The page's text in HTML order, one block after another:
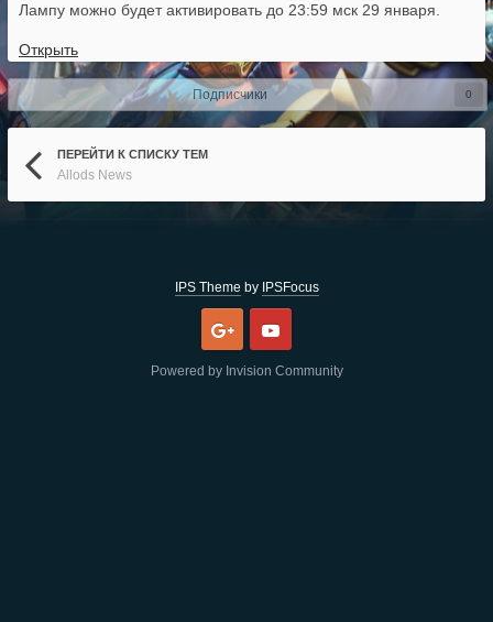
Лампу можно будет активировать до 23:59 мск 29 января.
Открыть
Подписчики 0
ПЕРЕЙТИ К СПИСКУ ТЕМ
Allods News
IPS Theme by IPSFocus
Google
Powered by Invision Community